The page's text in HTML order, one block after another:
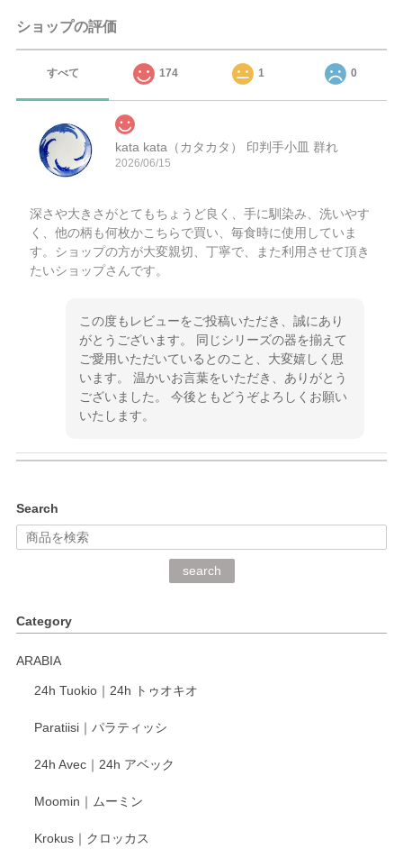
ショップの評価
すべて 174 1 0
kata kata（カタカタ） 印判手小皿 群れ
2026/06/15
深さや大きさがとてもちょうど良く、手に馴染み、洗いやす
く、他の柄も何枚かこちらで買い、毎食時に使用していま
す。ショップの方が大変親切、丁寧で、また利用させて頂き
たいショップさんです。
この度もレビューをご投稿いただき、誠にあり
がとうございます。 同じシリーズの器を揃えて
ご愛用いただいているとのこと、大変嬉しく思
います。 温かいお言葉をいただき、ありがとう
ございました。 今後ともどうぞよろしくお願い
いたします。
深さや大きさがとてもちょうど良く、手に馴染み、洗いやす
く、他の柄も何枚かこちらで買い、毎食時に使用していま
く交換して下さいました。
がとうございます。 同じシリーズの器を揃えて
います。 温かいお言葉をいただき、ありがとう
いたします。
Search
search
Category
ARABIA
24h Tuokio｜24h トゥオキオ
Paratiisi｜パラティッシ
24h Avec｜24h アベック
Moomin｜ムーミン
Krokus｜クロッカス